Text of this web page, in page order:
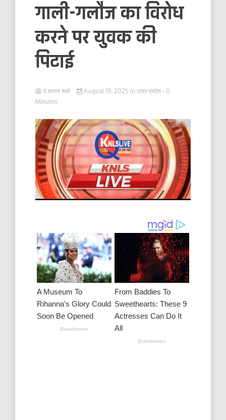
गाली-गलौज का विरोध
करने पर युवक की
पिटाई
पं.सत्यम शर्मा August 19, 2025 in उत्तर प्रदेश - 0
Minutes